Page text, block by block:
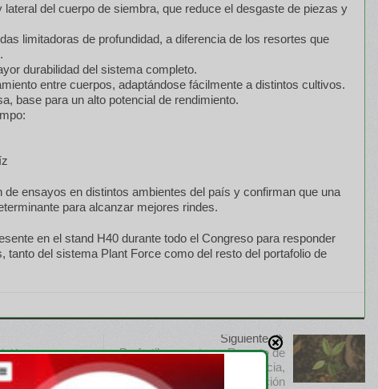
del cuerpo de siembra, que reduce el desgaste de piezas y
limitadoras de profundidad, a diferencia de los resortes que
durabilidad del sistema completo.
entre cuerpos, adaptándose fácilmente a distintos cultivos.
base para un alto potencial de rendimiento.
de ensayos en distintos ambientes del país y confirman que una
para alcanzar mejores rindes.
en el stand H40 durante todo el Congreso para responder
tanto del sistema Plant Force como del resto del portafolio de
su marca
Siguiente
Profertil presenta su Reporte de
Sostenibilidad 2024: eficiencia,
compromiso y transformación